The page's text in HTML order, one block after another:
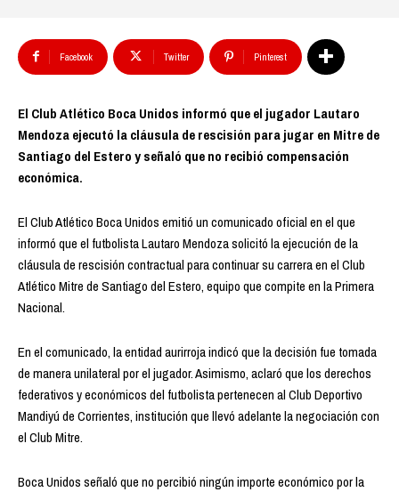
Facebook Twitter Pinterest
El Club Atlético Boca Unidos informó que el jugador Lautaro
Mendoza ejecutó la cláusula de rescisión para jugar en Mitre de
Santiago del Estero y señaló que no recibió compensación
económica.
El Club Atlético Boca Unidos emitió un comunicado oficial en el que
informó que el futbolista Lautaro Mendoza solicitó la ejecución de la
cláusula de rescisión contractual para continuar su carrera en el Club
Atlético Mitre de Santiago del Estero, equipo que compite en la Primera
Nacional.
En el comunicado, la entidad aurirroja indicó que la decisión fue tomada
de manera unilateral por el jugador. Asimismo, aclaró que los derechos
federativos y económicos del futbolista pertenecen al Club Deportivo
Mandiyú de Corrientes, institución que llevó adelante la negociación con
el Club Mitre.
Boca Unidos señaló que no percibió ningún importe económico por la